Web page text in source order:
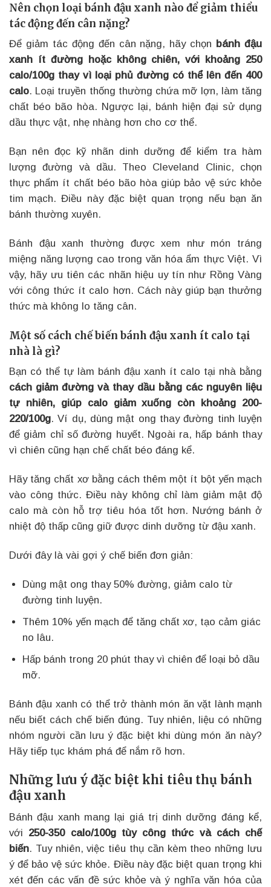
Nên chọn loại bánh đậu xanh nào để giảm thiểu
tác động đến cân nặng?
Để giảm tác động đến cân nặng, hãy chọn bánh đậu
xanh ít đường hoặc không chiên, với khoảng 250
calo/100g thay vì loại phủ đường có thể lên đến 400
calo. Loại truyền thống thường chứa mỡ lợn, làm tăng
chất béo bão hòa. Ngược lại, bánh hiện đại sử dụng
dầu thực vật, nhẹ nhàng hơn cho cơ thể.
Bạn nên đọc kỹ nhãn dinh dưỡng để kiểm tra hàm
lượng đường và dầu. Theo Cleveland Clinic, chọn
thực phẩm ít chất béo bão hòa giúp bảo vệ sức khỏe
tim mạch. Điều này đặc biệt quan trọng nếu bạn ăn
bánh thường xuyên.
Bánh đậu xanh thường được xem như món tráng
miệng năng lượng cao trong văn hóa ẩm thực Việt. Vì
vậy, hãy ưu tiên các nhãn hiệu uy tín như Rồng Vàng
với công thức ít calo hơn. Cách này giúp bạn thưởng
thức mà không lo tăng cân.
Một số cách chế biến bánh đậu xanh ít calo tại
nhà là gì?
Bạn có thể tự làm bánh đậu xanh ít calo tại nhà bằng
cách giảm đường và thay dầu bằng các nguyên liệu
tự nhiên, giúp calo giảm xuống còn khoảng 200-
220/100g. Ví dụ, dùng mật ong thay đường tinh luyện
để giảm chỉ số đường huyết. Ngoài ra, hấp bánh thay
vì chiên cũng hạn chế chất béo đáng kể.
Hãy tăng chất xơ bằng cách thêm một ít bột yến mạch
vào công thức. Điều này không chỉ làm giảm mật độ
calo mà còn hỗ trợ tiêu hóa tốt hơn. Nướng bánh ở
nhiệt độ thấp cũng giữ được dinh dưỡng từ đậu xanh.
Dưới đây là vài gợi ý chế biến đơn giản:
Dùng mật ong thay 50% đường, giảm calo từ
đường tinh luyện.
Thêm 10% yến mạch để tăng chất xơ, tạo cảm giác
no lâu.
Hấp bánh trong 20 phút thay vì chiên để loại bỏ dầu
mỡ.
Bánh đậu xanh có thể trở thành món ăn vặt lành mạnh
nếu biết cách chế biến đúng. Tuy nhiên, liệu có những
nhóm người cần lưu ý đặc biệt khi dùng món ăn này?
Hãy tiếp tục khám phá để nắm rõ hơn.
Những lưu ý đặc biệt khi tiêu thụ bánh
đậu xanh
Bánh đậu xanh mang lại giá trị dinh dưỡng đáng kể,
với 250-350 calo/100g tùy công thức và cách chế
biến. Tuy nhiên, việc tiêu thụ cần kèm theo những lưu
ý để bảo vệ sức khỏe. Điều này đặc biệt quan trọng khi
xét đến các vấn đề sức khỏe và ý nghĩa văn hóa của